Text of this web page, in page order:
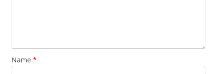
Name *